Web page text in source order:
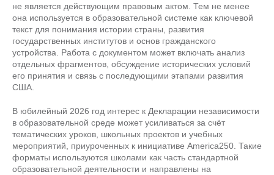
не является действующим правовым актом. Тем не менее
она используется в образовательной системе как ключевой
текст для понимания истории страны, развития
государственных институтов и основ гражданского
устройства. Работа с документом может включать анализ
отдельных фрагментов, обсуждение исторических условий
его принятия и связь с последующими этапами развития
США.
В юбилейный 2026 год интерес к Декларации независимости
в образовательной среде может усиливаться за счёт
тематических уроков, школьных проектов и учебных
мероприятий, приуроченных к инициативе America250. Такие
форматы используются школами как часть стандартной
образовательной деятельности и направлены на